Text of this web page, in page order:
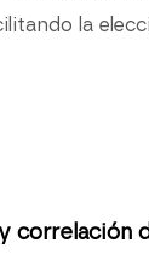
la
correlación